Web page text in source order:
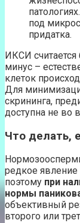
под
придатка.
ИКСИ
минус –
клеток
Для
скрининга,
доступна не во
Что делать,
редкое
поэтому при
нормы
объективный
второго или